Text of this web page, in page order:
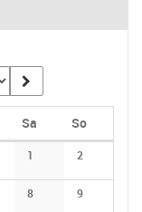
Sa Samstag
SoSonntag
1 2
8 9